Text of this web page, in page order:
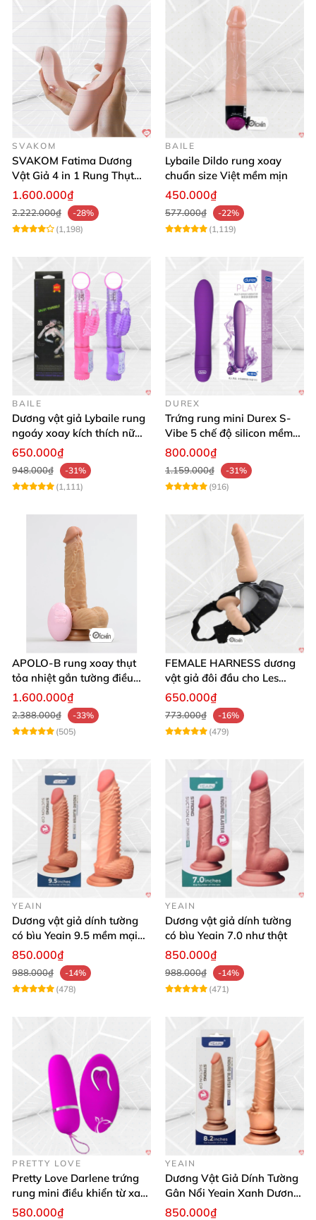
SVAKOM
SVAKOM Fatima Dương
Vật Giả 4 in 1 Rung Thụt
Hút Toả Nhiệt Massage Cho
1.600.000₫
2.222.000₫
-28%
(1,198)
BAILE
Lybaile Dildo rung xoay
chuẩn size Việt mềm mịn
450.000₫
577.000₫
-22%
(1,119)
BAILE
Dương vật giả Lybaile rung
ngoáy xoay kích thích nữ
thủ dâm
650.000₫
948.000₫
-31%
(1,111)
DUREX
Trứng rung mini Durex S-
Vibe 5 chế độ silicon mềm
mịn cao cấp
800.000₫
1.159.000₫
-31%
(916)
APOLO-B rung xoay thụt
tỏa nhiệt gắn tường điều
khiển từ xa đa chế độ
1.600.000₫
2.388.000₫
-33%
(505)
FEMALE HARNESS dương
vật giả đôi đầu cho Les
massage cực sướng
650.000₫
773.000₫
-16%
(479)
YEAIN
Dương vật giả dính tường
có bìu Yeain 9.5 mềm mại
thật
850.000₫
988.000₫
-14%
(478)
YEAIN
Dương vật giả dính tường
có bìu Yeain 7.0 như thật
850.000₫
988.000₫
-14%
(471)
PRETTY LOVE
Pretty Love Darlene trứng
rung mini điều khiển từ xa
12 chế độ rung mạnh
580.000₫
YEAIN
Dương Vật Giả Dính Tường
Gân Nổi Yeain Xanh Dương
8.2 Siêu Thật
850.000₫